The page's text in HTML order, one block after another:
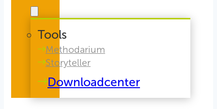
Tools
Methodarium
Storyteller
Downloadcenter